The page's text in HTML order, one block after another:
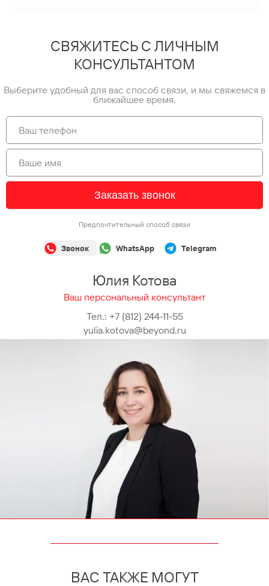
СВЯЖИТЕСЬ С ЛИЧНЫМ
КОНСУЛЬТАНТОМ
Выберите удобный для вас способ связи, и мы свяжемся в
ближайшее время.
Заказать звонок
Предпочтительный способ связи
Звонок WhatsApp Telegram
Юлия Котова
Ваш персональный консультант
Тел.: +7 (812) 244-11-55
yulia.kotova@beyond.ru
ВАС ТАКЖЕ МОГУТ